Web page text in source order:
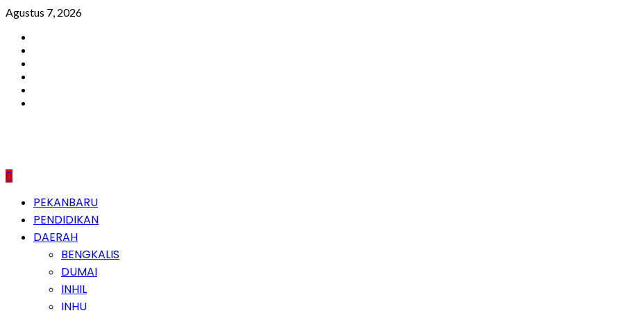
Skip
content
Agustus 7, 2026
PrimaryPEKANBARU
PENDIDIKAN
DAERAH
BENGKALIS
DUMAI
INHIL
INHU